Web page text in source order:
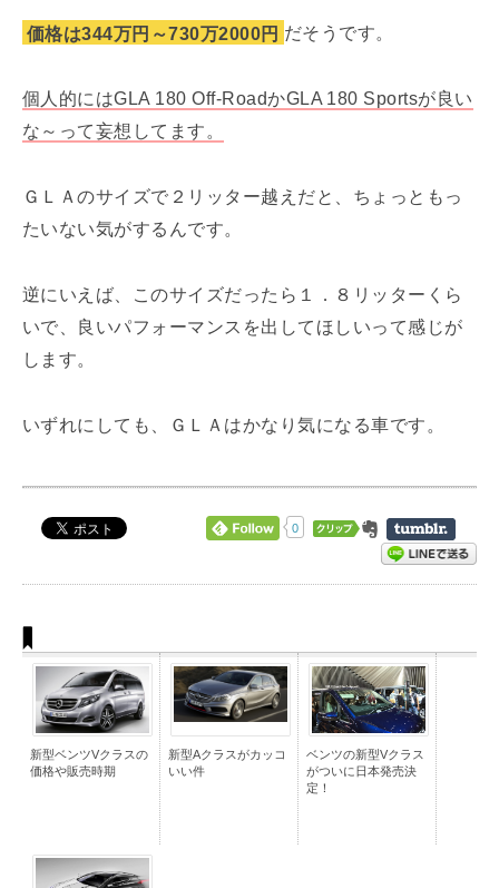
価格は344万円～730万2000円 だそうです。
個人的にはGLA 180 Off-RoadかGLA 180 Sportsが良い
な～って妄想してます。
ＧＬＡのサイズで２リッター越えだと、ちょっともっ
たいない気がするんです。
逆にいえば、このサイズだったら１．８リッターくら
いで、良いパフォーマンスを出してほしいって感じが
します。
いずれにしても、ＧＬＡはかなり気になる車です。
0
新型ベンツVクラスの
価格や販売時期
新型Aクラスがカッコ
いい件
ベンツの新型Vクラス
がついに日本発売決
定！